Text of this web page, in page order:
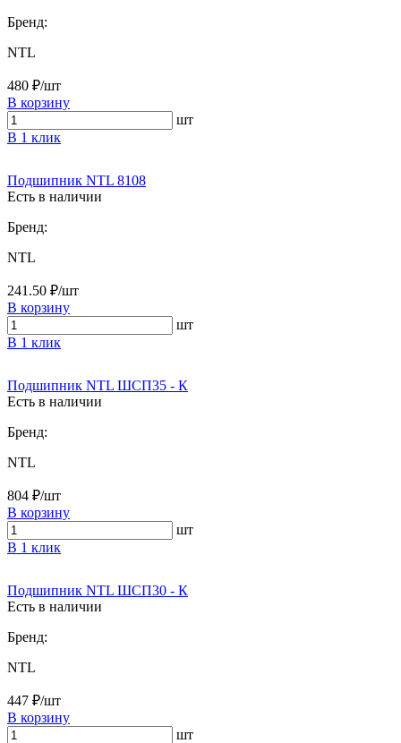
Бренд:
NTL
480 ₽/шт
В корзину
шт
В 1 клик
Подшипник NTL 8108
Есть в наличии
Бренд:
NTL
241.50 ₽/шт
В корзину
шт
В 1 клик
Подшипник NTL ШСП35 - К
Есть в наличии
Бренд:
NTL
804 ₽/шт
В корзину
шт
В 1 клик
Подшипник NTL ШСП30 - К
Есть в наличии
Бренд:
NTL
447 ₽/шт
В корзину
шт